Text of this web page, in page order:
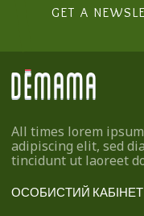
GET A
All times lorem
adipiscing elit, sed
tincidunt ut laoreet
ОСОБИСТИЙ КАБІНЕТ